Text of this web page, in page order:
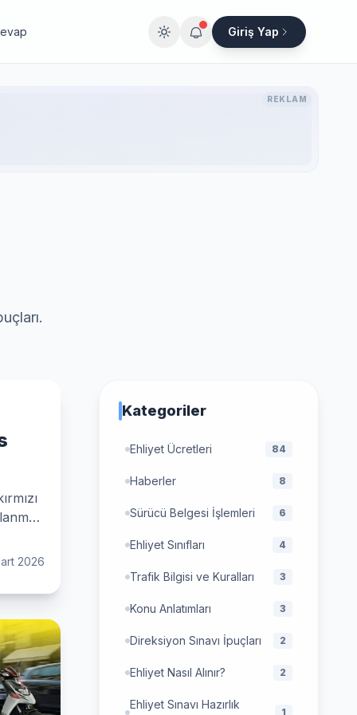
Giriş Yap
REKLAM
2026
Kategoriler
Ehliyet Ücretleri 84
Haberler 8
Sürücü Belgesi İşlemleri 6
Ehliyet Sınıfları 4
Trafik Bilgisi ve Kuralları 3
Konu Anlatımları 3
Direksiyon Sınavı İpuçları 2
Ehliyet Nasıl Alınır? 2
Ehliyet Sınavı Hazırlık
1